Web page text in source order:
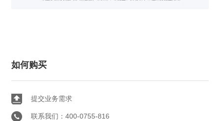
如何购买
提交业务需求
联系我们：400-0755-816